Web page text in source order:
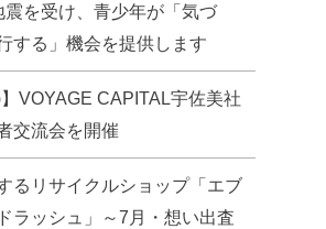
を受け、青少年が「気づ
する」機会を提供します
】VOYAGE CAPITAL宇佐美社
交流会を開催
るリサイクルショップ「エブ
ラッシュ」～7月・想い出査